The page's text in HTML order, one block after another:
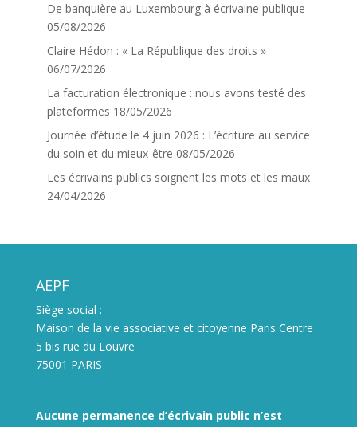
De banquière au Luxembourg à écrivaine publique
05/08/2026
Claire Hédon : « La République des droits »
06/07/2026
La facturation électronique : nous avons testé des
plateformes 18/05/2026
Journée d’étude le 4 juin 2026 : L’écriture au service
du soin et du mieux-être 08/05/2026
Les écrivains publics soignent les mots et les maux
24/04/2026
AEPF
Siège social :
Maison de la vie associative et citoyenne Paris Centre
5 bis rue du Louvre
75001 PARIS
Aucune permanence d’écrivain public n’est